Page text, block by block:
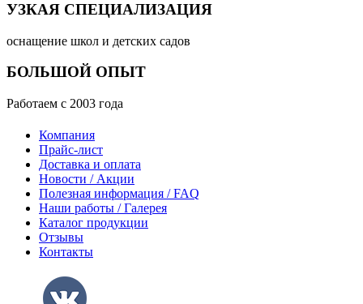
УЗКАЯ СПЕЦИАЛИЗАЦИЯ
оснащение школ и детских садов
БОЛЬШОЙ ОПЫТ
Работаем с 2003 года
Компания
Прайс-лист
Доставка и оплата
Новости / Акции
Полезная информация / FAQ
Наши работы / Галерея
Каталог продукции
Отзывы
Контакты